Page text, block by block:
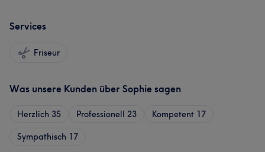
Services
Friseur
Was unsere Kunden über Sophie sagen
Herzlich 35 Professionell 23 Kompetent 17
Sympathisch 17